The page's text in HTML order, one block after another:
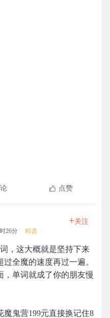
点赞
26分 精选
+关注
，这大概就是坚持下来
全魔的速度再过一遍。
，单词就成了你的朋友慢
鬼营199元直接换记住8